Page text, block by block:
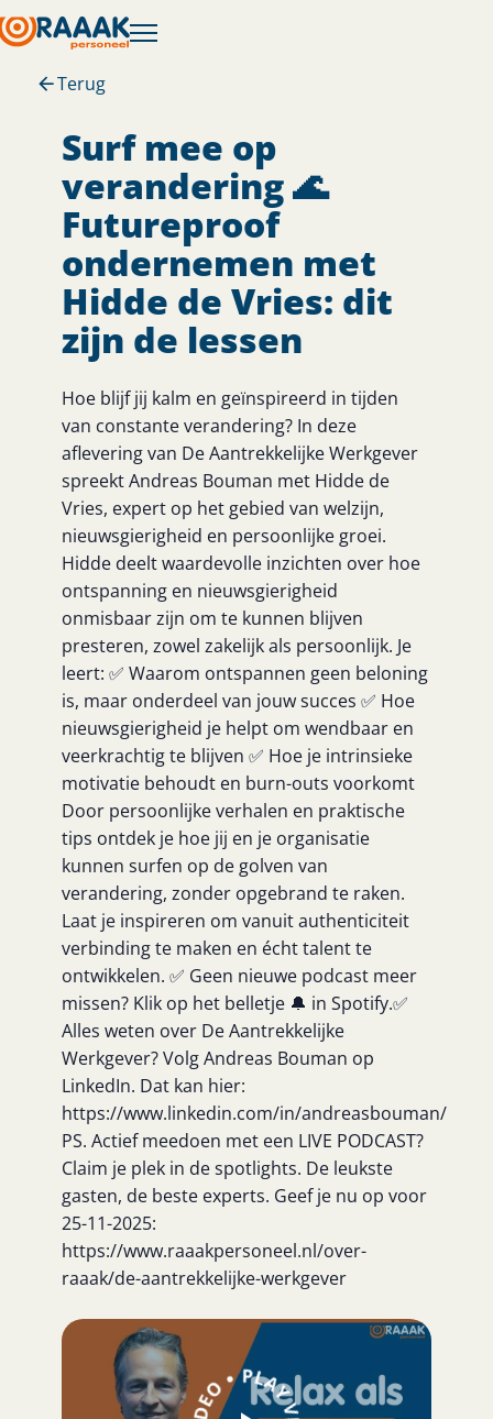
Terug
Surf mee op
verandering 🌊
Futureproof
ondernemen met
Hidde de Vries: dit
zijn de lessen
Hoe blijf jij kalm en geïnspireerd in tijden
van constante verandering? In deze
aflevering van De Aantrekkelijke Werkgever
spreekt Andreas Bouman met Hidde de
Vries, expert op het gebied van welzijn,
nieuwsgierigheid en persoonlijke groei.
Hidde deelt waardevolle inzichten over hoe
ontspanning en nieuwsgierigheid
onmisbaar zijn om te kunnen blijven
presteren, zowel zakelijk als persoonlijk. Je
leert: ✅ Waarom ontspannen geen beloning
is, maar onderdeel van jouw succes ✅ Hoe
nieuwsgierigheid je helpt om wendbaar en
veerkrachtig te blijven ✅ Hoe je intrinsieke
motivatie behoudt en burn-outs voorkomt
Door persoonlijke verhalen en praktische
tips ontdek je hoe jij en je organisatie
kunnen surfen op de golven van
verandering, zonder opgebrand te raken.
Laat je inspireren om vanuit authenticiteit
verbinding te maken en écht talent te
ontwikkelen. ✅ Geen nieuwe podcast meer
missen? Klik op het belletje 🔔 in Spotify.✅
Alles weten over De Aantrekkelijke
Werkgever? Volg Andreas Bouman op
LinkedIn. Dat kan hier:
https://www.linkedin.com/in/andreasbouman/
PS. Actief meedoen met een LIVE PODCAST?
Claim je plek in de spotlights. De leukste
gasten, de beste experts. Geef je nu op voor
25-11-2025:
https://www.raaakpersoneel.nl/over-
raaak/de-aantrekkelijke-werkgever